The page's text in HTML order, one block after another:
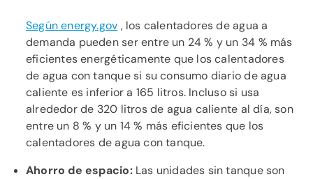
Según energy.gov , los calentadores de agua a
demanda pueden ser entre un 24 % y un 34 % más
eficientes energéticamente que los calentadores
de agua con tanque si su consumo diario de agua
caliente es inferior a 165 litros. Incluso si usa
alrededor de 320 litros de agua caliente al día, son
entre un 8 % y un 14 % más eficientes que los
calentadores de agua con tanque.
Ahorro de espacio:Las unidades sin tanque son